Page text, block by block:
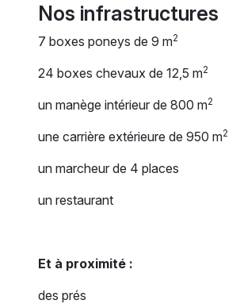
Nos infrastructures
7 boxes poneys de 9 m2
24 boxes chevaux de 12,5 m2
un manège intérieur de 800 m2
une carrière extérieure de 950 m2
un marcheur de 4 places
un restaurant
Et à proximité :
des prés